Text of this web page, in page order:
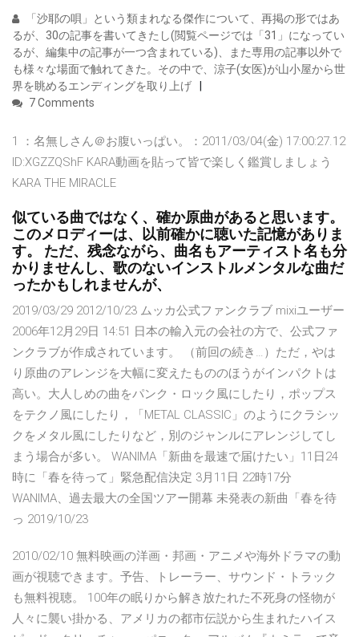
「沙耶の唄」という類まれなる傑作について、再掲の形ではあ
るが、30の記事を書いてきたし(閲覧ページでは「31」になってい
るが、編集中の記事が一つ含まれている)、また専用の記事以外で
も様々な場面で触れてきた。その中で、涼子(女医)が山小屋から世
界を眺めるエンディングを取り上げ
7 Comments
1 ：名無しさん＠お腹いっぱい。：2011/03/04(金) 17:00:27.12
ID:XGZZQShF KARA動画を貼って皆で楽しく鑑賞しましょう
KARA THE MIRACLE
似ている曲ではなく、確か原曲があると思います。
このメロディーは、以前確かに聴いた記憶がありま
す。 ただ、残念ながら、曲名もアーティスト名も分
かりませんし、歌のないインストルメンタルな曲だ
ったかもしれませんが、
2019/03/29 2012/10/23 ムッカ公式ファンクラブ mixiユーザー
2006年12月29日 14:51 日本の輸入元の会社の方で、公式ファ
ンクラブが作成されています。 （前回の続き…）ただ，やは
り原曲のアレンジを大幅に変えたもののほうがインパクトは
高い。大人しめの曲をパンク・ロック風にしたり，ポップス
をテクノ風にしたり，「METAL CLASSIC」のようにクラシッ
クをメタル風にしたりなど，別のジャンルにアレンジしてし
まう場合が多い。 WANIMA「新曲を最速で届けたい」11日24
時に「春を待って」緊急配信決定 3月11日 22時17分
WANIMA、過去最大の全国ツアー開幕 未発表の新曲「春を待
っ 2019/10/23
2010/02/10 無料映画の洋画・邦画・アニメや海外ドラマの動
画が視聴できます。予告、トレーラー、サウンド・トラック
も無料視聴。 100年の眠りから解き放たれた不死身の怪物が
人々に襲い掛かる、アメリカの都市伝説から生まれたハイス